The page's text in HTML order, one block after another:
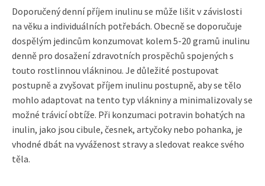
Doporučený denní příjem inulinu se může lišit v závislosti
na věku a individuálních potřebách. Obecně se doporučuje
dospělým jedincům konzumovat kolem 5-20 gramů inulinu
denně pro dosažení zdravotních prospěchů spojených s
touto rostlinnou vlákninou. Je důležité postupovat
postupně a zvyšovat příjem inulinu postupně, aby se tělo
mohlo adaptovat na tento typ vlákniny a minimalizovaly se
možné trávicí obtíže. Při konzumaci potravin bohatých na
inulin, jako jsou cibule, česnek, artyčoky nebo pohanka, je
vhodné dbát na vyváženost stravy a sledovat reakce svého
těla.